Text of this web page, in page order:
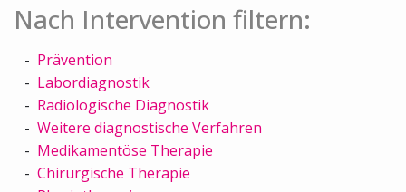
Nach Intervention filtern:
Prävention
Labordiagnostik
Radiologische Diagnostik
Weitere diagnostische Verfahren
Medikamentöse Therapie
Chirurgische Therapie